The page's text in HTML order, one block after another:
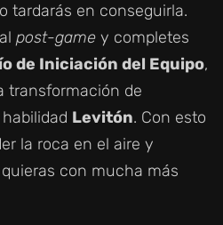
tardarás en conseguirla.
post-game y completes
de Iniciación del Equipo,
transformación de
Levitón. Con esto
la roca en el aire y
con mucha más